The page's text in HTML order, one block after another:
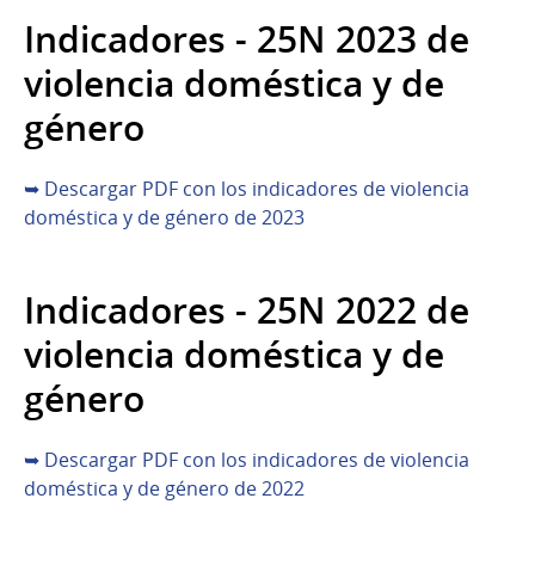
Indicadores - 25N 2023 de
violencia doméstica y de
género
➥ Descargar PDF con los indicadores de violencia
doméstica y de género de 2023
Indicadores - 25N 2022 de
violencia doméstica y de
género
➥ Descargar PDF con los indicadores de violencia
doméstica y de género de 2022